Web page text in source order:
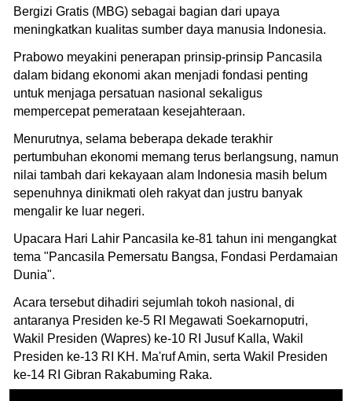
Bergizi Gratis (MBG) sebagai bagian dari upaya
meningkatkan kualitas sumber daya manusia Indonesia.
Prabowo meyakini penerapan prinsip-prinsip Pancasila
dalam bidang ekonomi akan menjadi fondasi penting
untuk menjaga persatuan nasional sekaligus
mempercepat pemerataan kesejahteraan.
Menurutnya, selama beberapa dekade terakhir
pertumbuhan ekonomi memang terus berlangsung, namun
nilai tambah dari kekayaan alam Indonesia masih belum
sepenuhnya dinikmati oleh rakyat dan justru banyak
mengalir ke luar negeri.
Upacara Hari Lahir Pancasila ke-81 tahun ini mengangkat
tema "Pancasila Pemersatu Bangsa, Fondasi Perdamaian
Dunia".
Acara tersebut dihadiri sejumlah tokoh nasional, di
antaranya Presiden ke-5 RI Megawati Soekarnoputri,
Wakil Presiden (Wapres) ke-10 RI Jusuf Kalla, Wakil
Presiden ke-13 RI KH. Ma'ruf Amin, serta Wakil Presiden
ke-14 RI Gibran Rakabuming Raka.